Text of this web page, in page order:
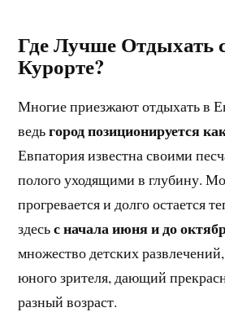
Где Лучше Отдыхать
Курорте?
Многие приезжают отдыхать в
ведьгород позиционируется
Евпатория известна своими
полого уходящими в глубину.
прогревается и долго остается
здесьс начала июня и до
множество детских
юного зрителя, дающий
разный возраст.